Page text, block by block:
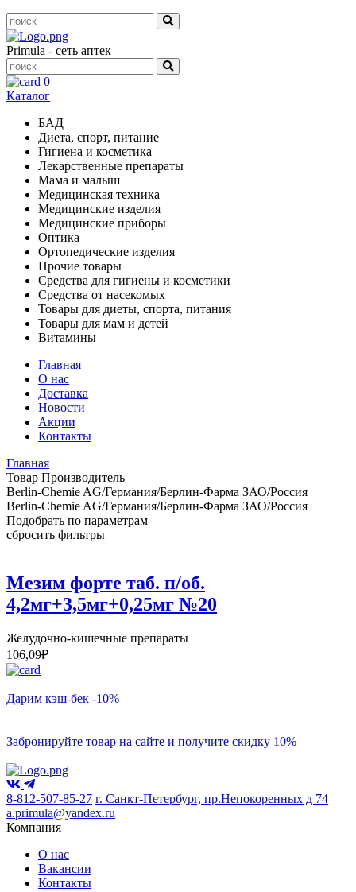
Primula - сеть аптек
0
Каталог
БАД
Диета, спорт, питание
Гигиена и косметика
Лекарственные препараты
Мама и малыш
Медицинская техника
Медицинские изделия
Медицинские приборы
Оптика
Ортопедические изделия
Прочие товары
Средства для гигиены и косметики
Средства от насекомых
Товары для диеты, спорта, питания
Товары для мам и детей
Витамины
Главная
О нас
Доставка
Новости
Акции
Контакты
Главная
Товар Производитель
Berlin-Chemie AG/Германия/Берлин-Фарма ЗАО/Россия
Berlin-Chemie AG/Германия/Берлин-Фарма ЗАО/Россия
Подобрать по параметрам
сбросить фильтры
Мезим форте таб. п/об.
4,2мг+3,5мг+0,25мг №20
Желудочно-кишечные препараты
106,09₽
Дарим кэш-бек -10%
Забронируйте товар на сайте и получите скидку 10%
8-812-507-85-27 г. Санкт-Петербург, пр.Непокоренных д 74
a.primula@yandex.ru
Компания
О нас
Вакансии
Контакты